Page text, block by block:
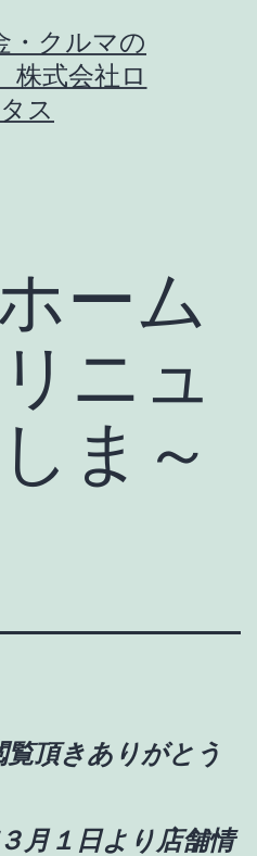
・クルマの
式会社ロ
ス
ーム
ニュ
ま～
頂きありがとう
月１日より店舗情